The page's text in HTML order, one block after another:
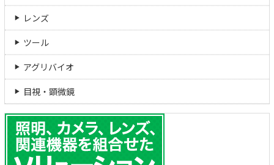
レンズ
ツール
アグリバイオ
目視・顕微鏡